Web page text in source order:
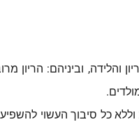
והלידה, וביניהם: הריון
כל סיבוך העשוי